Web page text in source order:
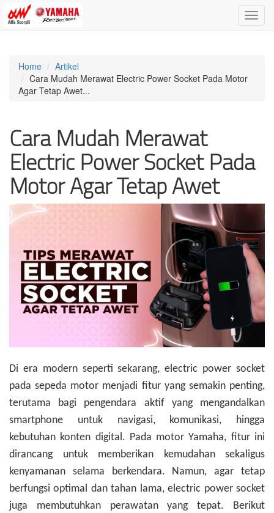
Toggle
Home
Artikel
Cara Mudah Merawat Electric Power Socket Pada Motor
Agar Tetap Awet...
Cara Mudah Merawat
Electric Power Socket Pada
Motor Agar Tetap Awet
Di era modern seperti sekarang, electric power socket
pada sepeda motor menjadi fitur yang semakin penting,
terutama bagi pengendara aktif yang mengandalkan
smartphone untuk navigasi, komunikasi, hingga
kebutuhan konten digital. Pada motor Yamaha, fitur ini
dirancang untuk memberikan kemudahan sekaligus
kenyamanan selama berkendara. Namun, agar tetap
berfungsi optimal dan tahan lama, electric power socket
juga membutuhkan perawatan yang tepat. Berikut